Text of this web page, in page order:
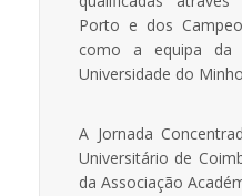
Porto e dos
como a equipa da
Universidade do
A Jornada
Universitário de
da Associação